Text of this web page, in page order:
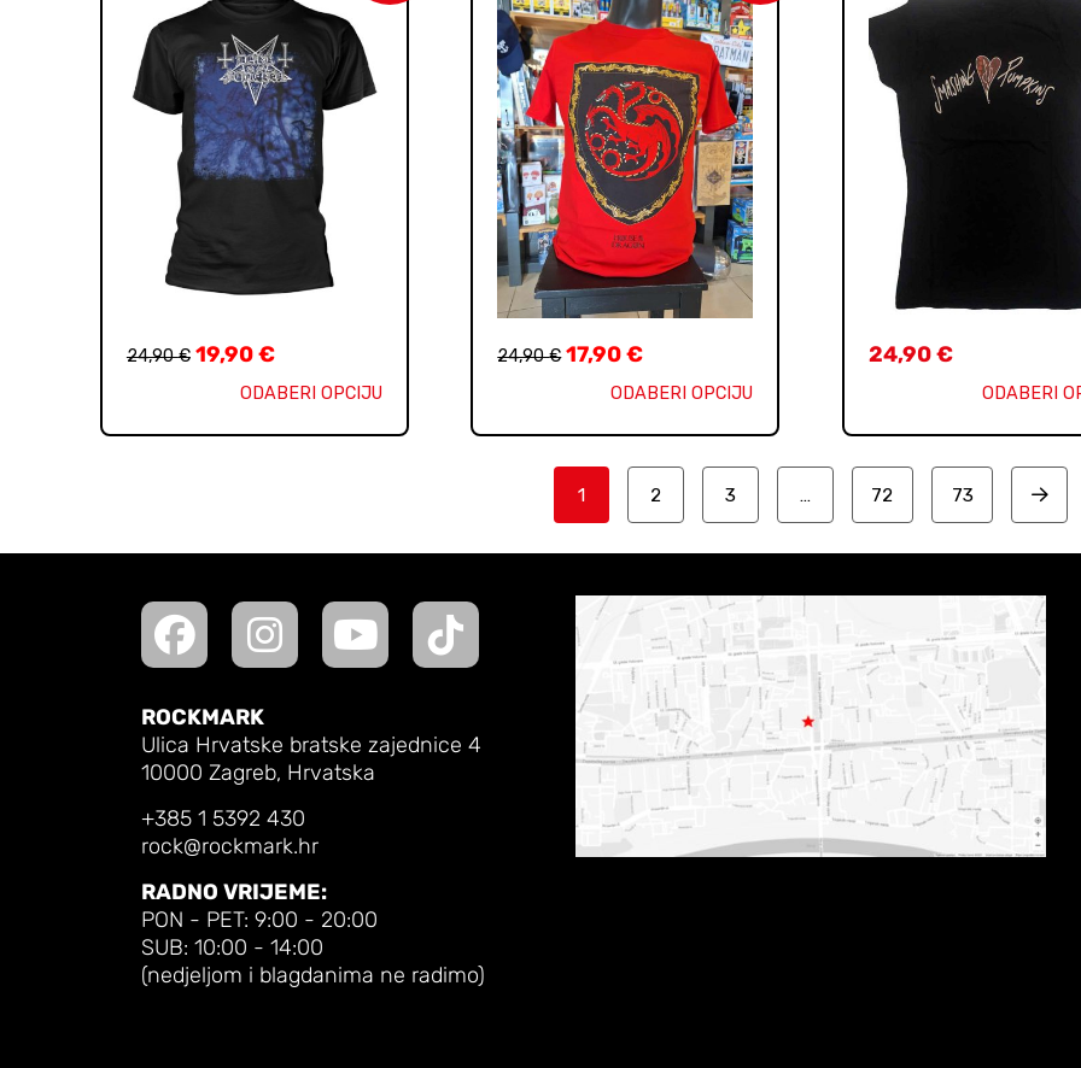
24,90€ 19,90€
ODABERI OPCIJU
24,90€ 17,90€
ODABERI OPCIJU
24,90€
ODABERI
1 2 3 … 72 73 Next
ROCKMARK
Ulica Hrvatske bratske zajednice 4
10000 Zagreb, Hrvatska
+385 1 5392 430
rock@rockmark.hr
RADNO VRIJEME:
PON - PET: 9:00 - 20:00
SUB: 10:00 - 14:00
(nedjeljom i blagdanima ne radimo)